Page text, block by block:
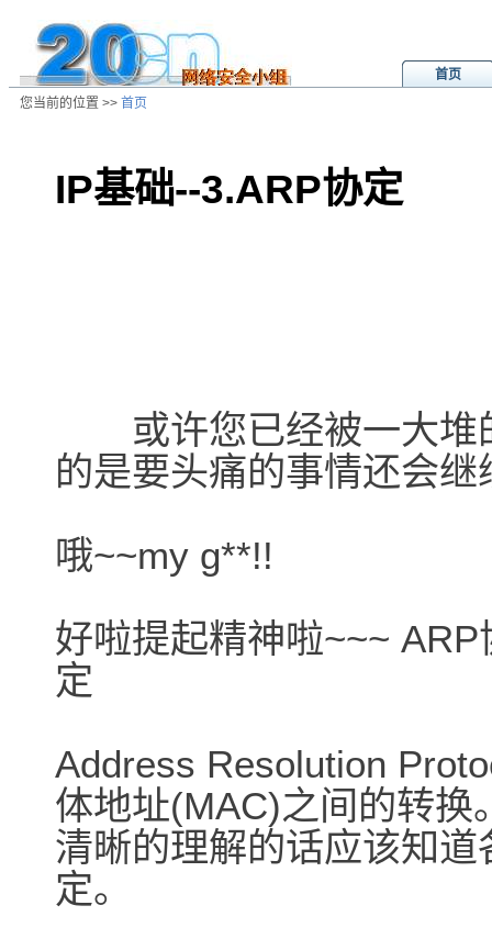
首页
您当前的位置 >> 首页
IP基础--3.ARP协定
或许您已经被一大堆
的是要头痛的事情还会继
哦~~my g**!!
好啦提起精神啦~~~
定
Address Resolution
体地址(MAC)之间的转换
清晰的理解的话应该知
定。